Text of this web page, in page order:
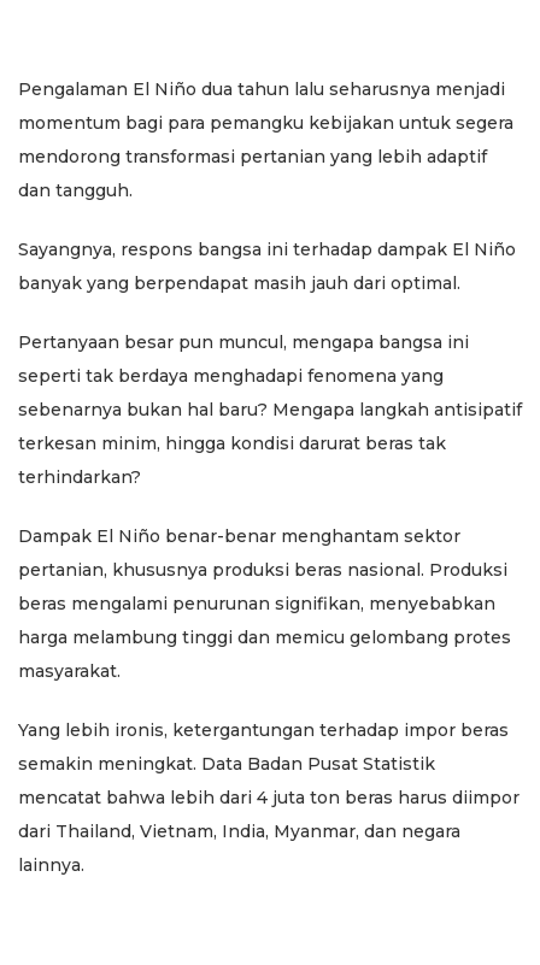
Pengalaman El Niño dua tahun lalu seharusnya menjadi
momentum bagi para pemangku kebijakan untuk segera
mendorong transformasi pertanian yang lebih adaptif
dan tangguh.
Sayangnya, respons bangsa ini terhadap dampak El Niño
banyak yang berpendapat masih jauh dari optimal.
Pertanyaan besar pun muncul, mengapa bangsa ini
seperti tak berdaya menghadapi fenomena yang
sebenarnya bukan hal baru? Mengapa langkah antisipatif
terkesan minim, hingga kondisi darurat beras tak
terhindarkan?
Dampak El Niño benar-benar menghantam sektor
pertanian, khususnya produksi beras nasional. Produksi
beras mengalami penurunan signifikan, menyebabkan
harga melambung tinggi dan memicu gelombang protes
masyarakat.
Yang lebih ironis, ketergantungan terhadap impor beras
semakin meningkat. Data Badan Pusat Statistik
mencatat bahwa lebih dari 4 juta ton beras harus diimpor
dari Thailand, Vietnam, India, Myanmar, dan negara
lainnya.